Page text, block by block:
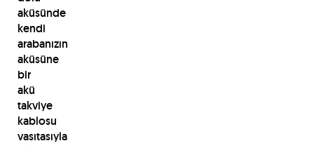
aküsünde
kendi
arabanızın
aküsüne
bir
akü
takviye
kablosu
vasıtasıyla